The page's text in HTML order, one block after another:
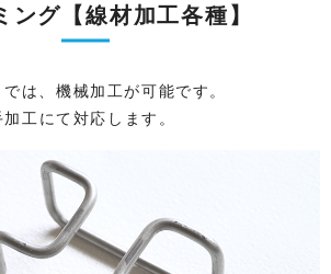
ング【線材加工各種】
は、機械加工が可能です。
工にて対応します。